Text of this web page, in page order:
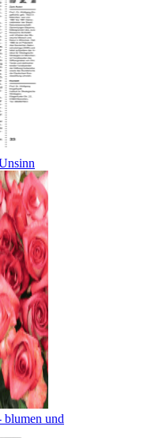
blumen und